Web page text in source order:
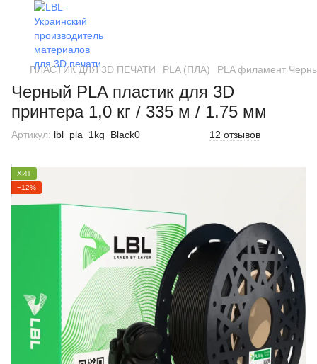
ПЛАСТИК ДЛЯ 3D ПЕЧАТИ PLA (ПЛА) PLA филамент
Черный PLA пластик для 3D
принтера 1,0 кг / 335 м / 1.75 мм
Артикул: lbl_pla_1kg_Black0 12 отзывов
ХИТ
−12%